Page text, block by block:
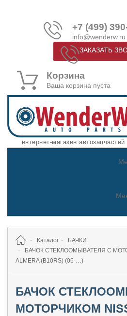
+7 (499)
info@wenderw.ru
ЗАКАЗАТЬ
Корзина
Ваша корзина пуста
интернет-магазин автозапчастей
Каталог
БАЧКИ
БАЧОК СТЕКЛООМЫВАТЕЛЯ С
ALMERA (B10RS) (06-…)
БАЧОК
МОТОРЧИКОМ